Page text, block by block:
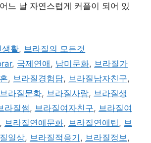
느 날 자연스럽게 커플이 되어 있
생활, 브라질의 모든것
, 국제연애 , 남미문화, 브라질가
, 브라질경험담, 브라질남자친구,
브라질문화, 브라질사람, 브라질생
라질썸 , 브라질여자친구, 브라질여
, 브라질연애문화, 브라질연애팁 , 브
일상, 브라질적응기 , 브라질정보 ,